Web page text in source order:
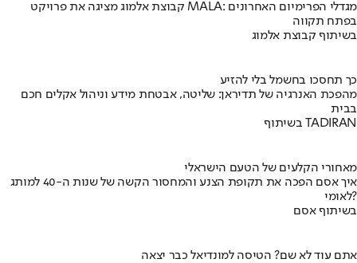
קבוצת אלמוג מציגה את פרויקט MALA: מגדלי הפרימיום האחרונים
בפתח תקווה
בשיתוף קבוצת אלמוג
כך תחסכו בחשמל בלי להזיע
מהפכת האנרגיה של תדיראן: שליטה, אבטחת מידע וניהול אקלים חכם
בבית
בשיתוף TADIRAN
מאחורי הקלעים של הטעם הישראלי
איך אסם הפכה את תקופת הצנע והמחסור הקשה של שנות ה-40 למותג
לאומי?
בשיתוף אסם
אתם עוד לא שם? הטיסה למונדיאל כבר יצאה